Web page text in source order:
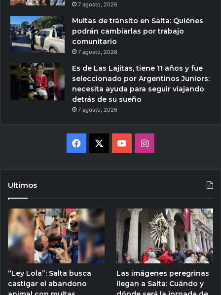
7 agosto, 2026
Multas de tránsito en Salta: Quiénes
podrán cambiarlas por trabajo
comunitario
7 agosto, 2026
Es de Las Lajitas, tiene 11 años y fue
seleccionado por Argentinos Juniors:
necesita ayuda para seguir viajando
detrás de su sueño
7 agosto, 2026
Facebook YouTubeInstagram
Ultimos
“Ley Lola”: Salta busca
castigar el abandono
Las imágenes peregrinas
llegan a Salta: Cuándo y